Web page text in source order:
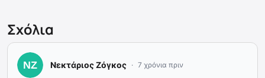
Σχόλια
Νεκτάριος Ζόγκος 7 χρόνια πριν